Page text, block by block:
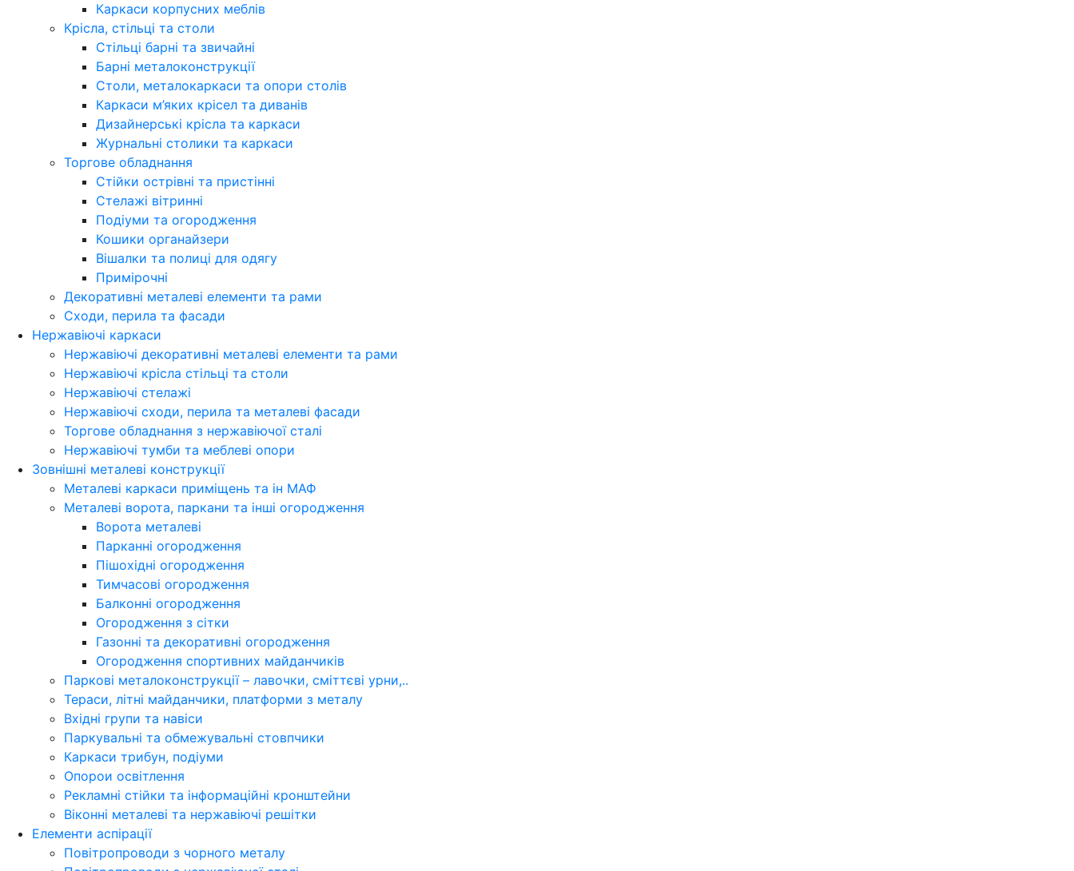
Каркаси корпусних меблів
Крісла, стільці та столи
Стільці барні та звичайні
Барні металоконструкції
Столи, металокаркаси та опори столів
Каркаси м’яких крісел та диванів
Дизайнерські крісла та каркаси
Журнальні столики та каркаси
Торгове обладнання
Стійки острівні та пристінні
Стелажі вітринні
Подіуми та огородження
Кошики органайзери
Вішалки та полиці для одягу
Примірочні
Декоративні металеві елементи та рами
Сходи, перила та фасади
Нержавіючі каркаси
Нержавіючі декоративні металеві елементи та рами
Нержавіючі крісла стільці та столи
Нержавіючі стелажі
Нержавіючі сходи, перила та металеві фасади
Торгове обладнання з нержавіючої сталі
Нержавіючі тумби та меблеві опори
Зовнішні металеві конструкції
Металеві каркаси приміщень та ін МАФ
Металеві ворота, паркани та інші огородження
Ворота металеві
Парканні огородження
Пішохідні огородження
Тимчасові огородження
Балконні огородження
Огородження з сітки
Газонні та декоративні огородження
Огородження спортивних майданчиків
Паркові металоконструкції – лавочки, сміттєві урни,..
Тераси, літні майданчики, платформи з металу
Вхідні групи та навіси
Паркувальні та обмежувальні стовпчики
Каркаси трибун, подіуми
Опорои освітлення
Рекламні стійки та інформаційні кронштейни
Віконні металеві та нержавіючі решітки
Елементи аспірації
Повітропроводи з чорного металу